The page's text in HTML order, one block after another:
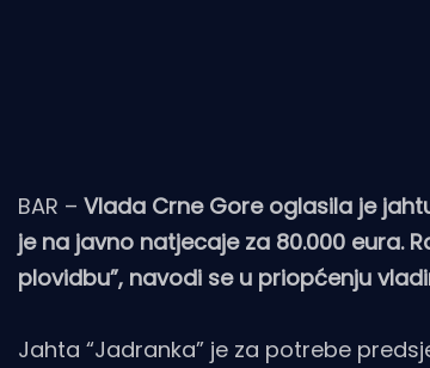
BAR – Vlada Crne Gore oglasila je
je na javno natjecaje za 80.000 eura.
plovidbu”, navodi se u priopćenju
Jahta “Jadranka” je za potrebe